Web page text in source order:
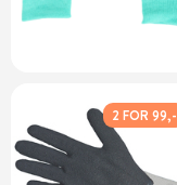
2 FOR 99,-